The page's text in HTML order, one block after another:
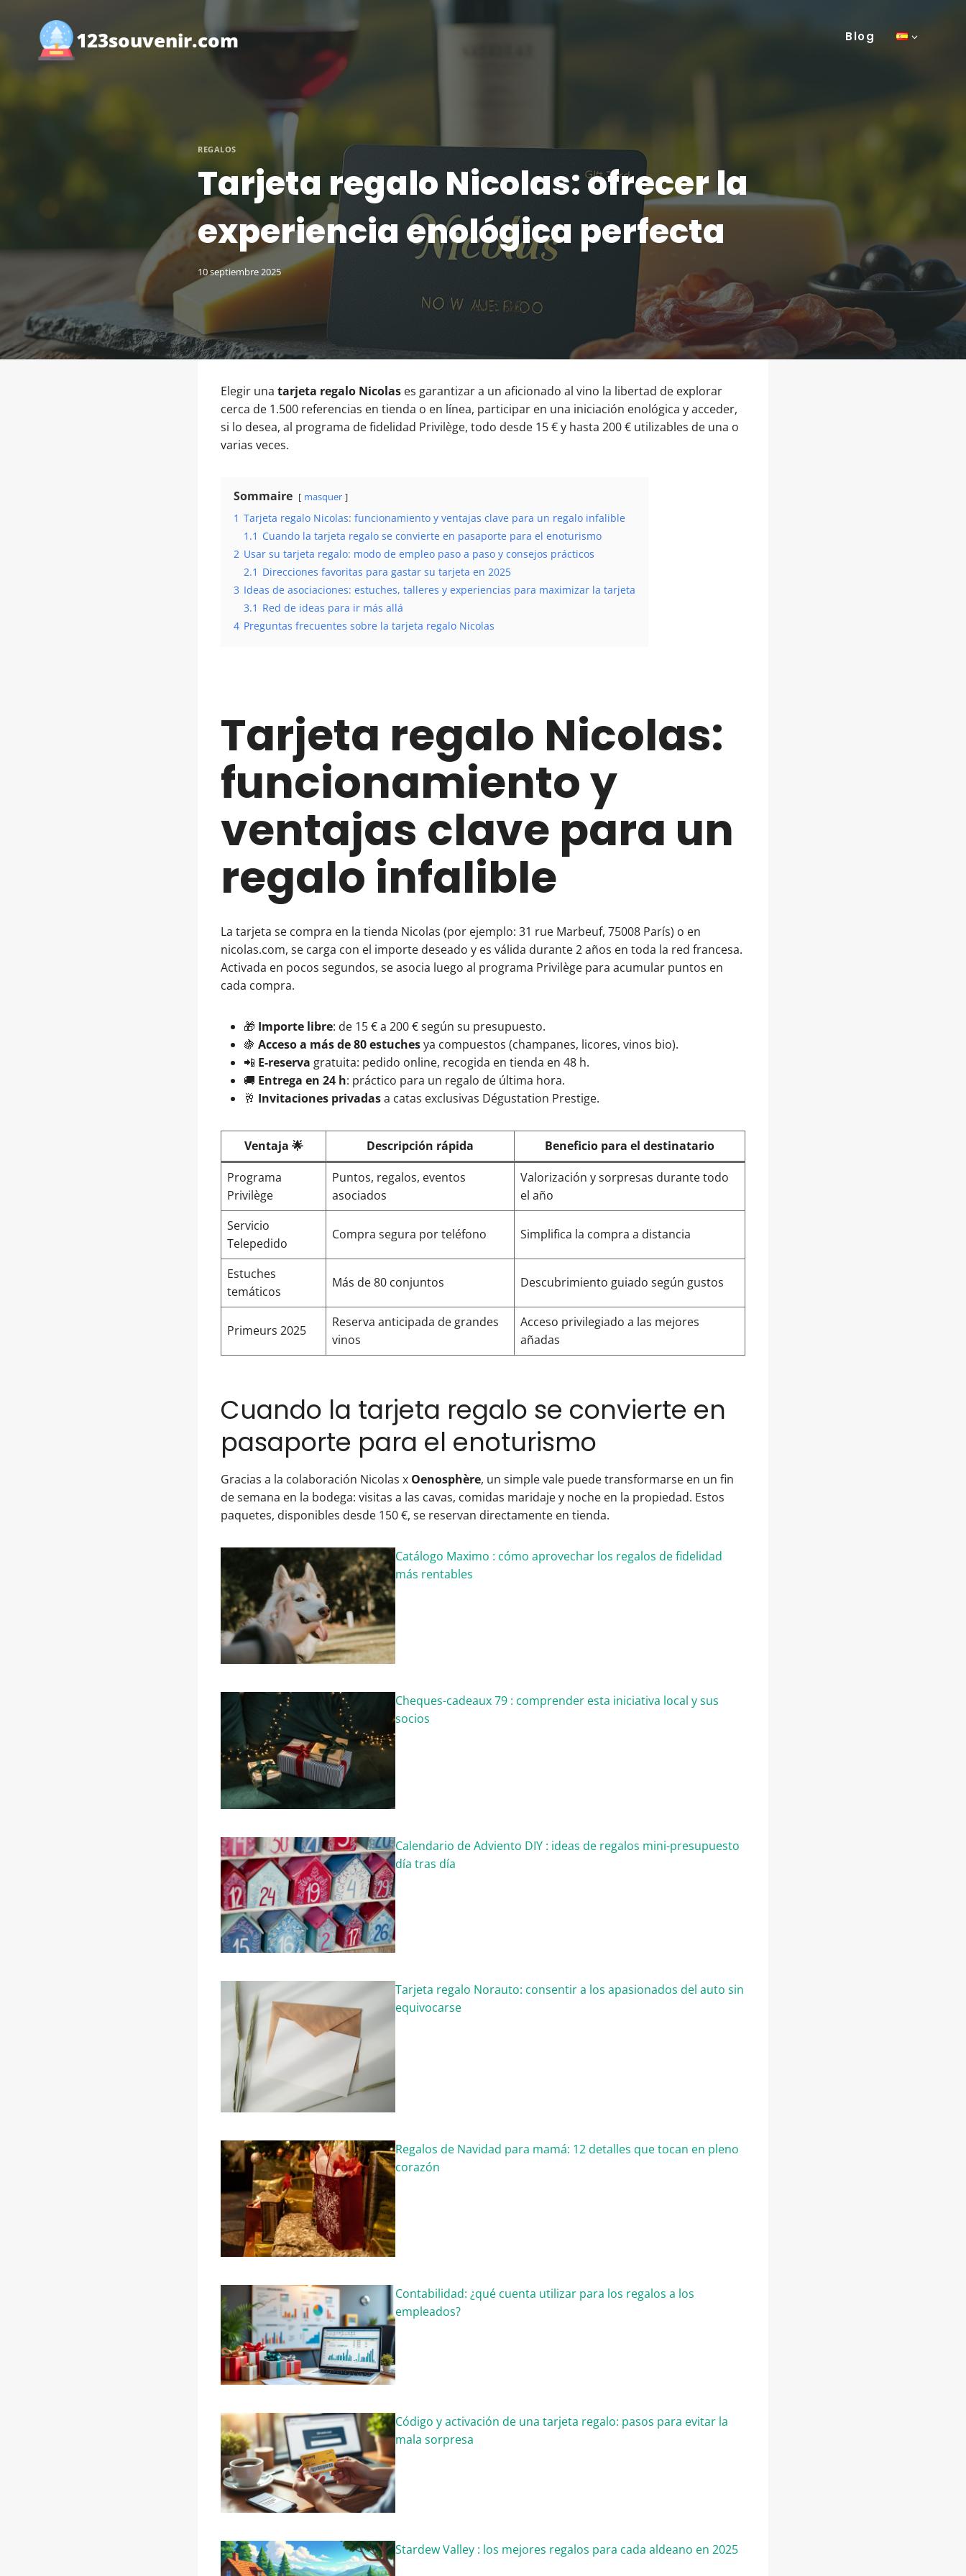
contenido
123souvenir.com Blog
REGALOS
Tarjeta regalo Nicolas: ofrecer la
experiencia enológica perfecta
10 septiembre 2025
Elegir una tarjeta regalo Nicolas es garantizar a un aficionado al vino la libertad de explorar
cerca de 1.500 referencias en tienda o en línea, participar en una iniciación enológica y acceder,
si lo desea, al programa de fidelidad Privilège, todo desde 15 € y hasta 200 € utilizables de una o
varias veces.
Sommaire masquer
1 Tarjeta regalo Nicolas: funcionamiento y ventajas clave para un regalo infalible
1.1 Cuando la tarjeta regalo se convierte en pasaporte para el enoturismo
2 Usar su tarjeta regalo: modo de empleo paso a paso y consejos prácticos
2.1 Direcciones favoritas para gastar su tarjeta en 2025
3 Ideas de asociaciones: estuches, talleres y experiencias para maximizar la tarjeta
3.1 Red de ideas para ir más allá
4 Preguntas frecuentes sobre la tarjeta regalo Nicolas
Tarjeta regalo Nicolas:
funcionamiento y
ventajas clave para un
regalo infalible
La tarjeta se compra en la tienda Nicolas (por ejemplo: 31 rue Marbeuf, 75008 París) o en
nicolas.com, se carga con el importe deseado y es válida durante 2 años en toda la red francesa.
Activada en pocos segundos, se asocia luego al programa Privilège para acumular puntos en
cada compra.
🎁 Importe libre: de 15 € a 200 € según su presupuesto.
🍇 Acceso a más de 80 estuchesya compuestos (champanes, licores, vinos bio).
📲 E-reserva gratuita: pedido online, recogida en tienda en 48 h.
🚚 Entrega en 24 h: práctico para un regalo de última hora.
🥂 Invitaciones privadasa catas exclusivas Dégustation Prestige.
Ventaja 🌟 Descripción rápida
Beneficio para el destinatario
Programa
Privilège
Puntos, regalos, eventos
asociados
Valorización y sorpresas durante todo
el año
Servicio
Telepedido
Compra segura por teléfono Simplifica la compra a distancia
Estuches
temáticos
Más de 80 conjuntos Descubrimiento guiado según gustos
Primeurs 2025
Reserva anticipada de grandes
vinos
Acceso privilegiado a las mejores
añadas
Cuando la tarjeta regalo se convierte en
pasaporte para el enoturismo
Gracias a la colaboración Nicolas x Oenosphère, un simple vale puede transformarse en un fin
de semana en la bodega: visitas a las cavas, comidas maridaje y noche en la propiedad. Estos
paquetes, disponibles desde 150 €, se reservan directamente en tienda.
Catálogo Maximo : cómo aprovechar los regalos de fidelidad
más rentables
Cheques-cadeaux 79 : comprender esta iniciativa local y sus
socios
Calendario de Adviento DIY : ideas de regalos mini-presupuesto
día tras día
Tarjeta regalo Norauto: consentir a los apasionados del auto sin
equivocarse
Regalos de Navidad para mamá: 12 detalles que tocan en pleno
corazón
Contabilidad: ¿qué cuenta utilizar para los regalos a los
empleados?
Código y activación de una tarjeta regalo: pasos para evitar la
mala sorpresa
Stardew Valley : los mejores regalos para cada aldeano en 2025